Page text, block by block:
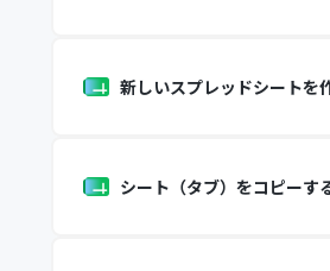
新しいスプレッドシートを
シート（タブ）をコピーす